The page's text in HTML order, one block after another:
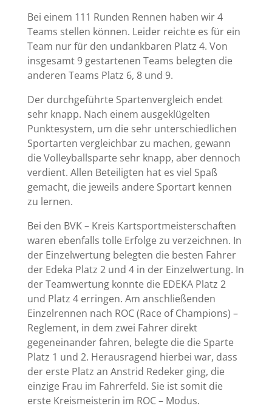
Bei einem 111 Runden Rennen haben wir 4
Teams stellen können. Leider reichte es für ein
Team nur für den undankbaren Platz 4. Von
insgesamt 9 gestartenen Teams belegten die
anderen Teams Platz 6, 8 und 9.
Der durchgeführte Spartenvergleich endet
sehr knapp. Nach einem ausgeklügelten
Punktesystem, um die sehr unterschiedlichen
Sportarten vergleichbar zu machen, gewann
die Volleyballsparte sehr knapp, aber dennoch
verdient. Allen Beteiligten hat es viel Spaß
gemacht, die jeweils andere Sportart kennen
zu lernen.
Bei den BVK – Kreis Kartsportmeisterschaften
waren ebenfalls tolle Erfolge zu verzeichnen. In
der Einzelwertung belegten die besten Fahrer
der Edeka Platz 2 und 4 in der Einzelwertung. In
der Teamwertung konnte die EDEKA Platz 2
und Platz 4 erringen. Am anschließenden
Einzelrennen nach ROC (Race of Champions) –
Reglement, in dem zwei Fahrer direkt
gegeneinander fahren, belegte die die Sparte
Platz 1 und 2. Herausragend hierbei war, dass
der erste Platz an Anstrid Redeker ging, die
einzige Frau im Fahrerfeld. Sie ist somit die
erste Kreismeisterin im ROC – Modus.